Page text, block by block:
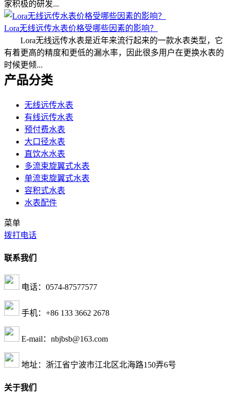
家积极的研发...
Lora无线远传水表价格受哪些因素的影响？
Lora无线远传水表是近年来流行起来的一款水表类型，它
有着更高的精度和更低的漏水率，因此很多用户在更换水表的
时候更倾...
产品分类
无线远传水表
有线远传水表
预付费水表
大口径水表
直饮水水表
多流束旋翼式水表
单流束旋翼式水表
容积式水表
水表配件
菜单
拨打电话
联系我们
电话：0574-87577577
手机：+86 133 3662 2678
E-mail：nbjbsb@163.com
地址：浙江省宁波市江北区北海路150弄6号
关于我们